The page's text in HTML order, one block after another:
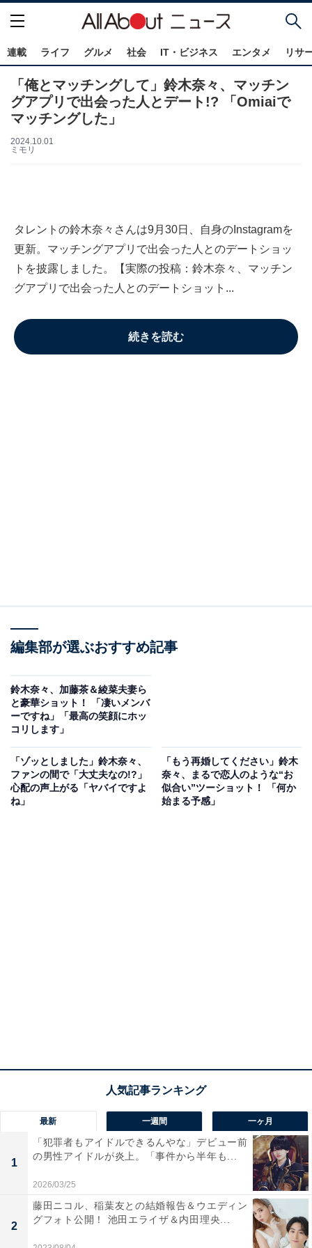
連載 ライフ グルメ 社会 IT・ビジネス エンタメ リサ
「俺とマッチングして」鈴木奈々、マッチン
グアプリで出会った人とデート!? 「Omiaiで
マッチングした」
2024.10.01
ミモリ
タレントの鈴木奈々さんは9月30日、自身のInstagramを
更新。マッチングアプリで出会った人とのデートショッ
トを披露しました。【実際の投稿：鈴木奈々、マッチン
グアプリで出会った人とのデートショット...
続きを読む
編集部が選ぶおすすめ記事
鈴木奈々、加藤茶＆綾菜夫妻ら
と豪華ショット！ 「凄いメンバ
ーですね」「最高の笑顔にホッ
コリします」
「ゾッとしました」鈴木奈々、
ファンの間で「大丈夫なの!?」
心配の声上がる「ヤバイですよ
ね」
「もう再婚してください」鈴木
奈々、まるで恋人のような“お
似合い”ツーショット！ 「何か
始まる予感」
最新 一週間 一ヶ月
1
「犯罪者もアイドルできるんやな」デビュー前
の男性アイドルが炎上。「事件から半年も...
2026/03/25
2
藤田ニコル、稲葉友との結婚報告＆ウエディン
グフォト公開！ 池田エライザ＆内田理央...